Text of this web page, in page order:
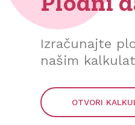
Izračunajte
našim
OTVORI